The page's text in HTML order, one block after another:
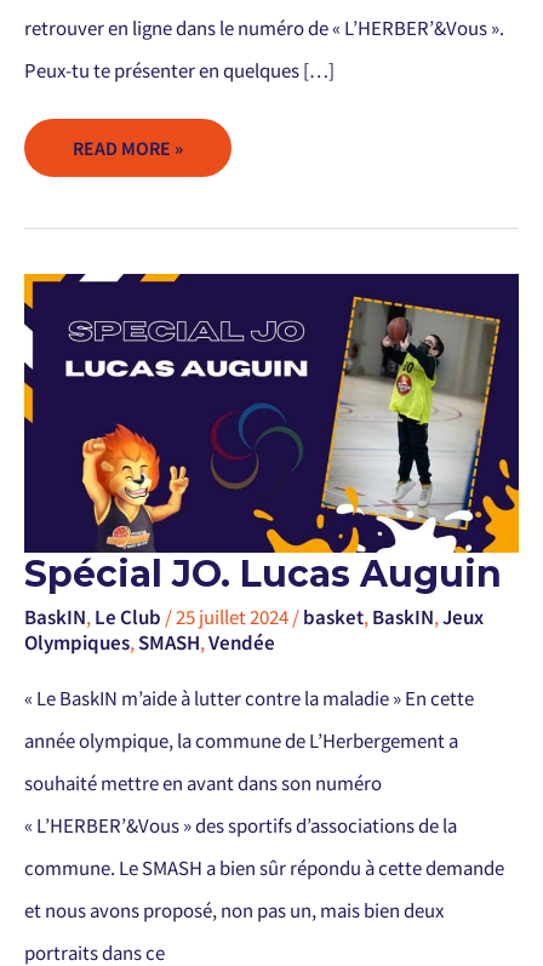
retrouver en ligne dans le numéro de « L’HERBER’&Vous ».
Peux-tu te présenter en quelques […]
READ MORE »
Spécial JO. Lucas Auguin
BaskIN, Le Club /25 juillet 2024/basket, BaskIN,Jeux
Olympiques,SMASH,Vendée
« Le BaskIN m’aide à lutter contre la maladie » En cette
année olympique, la commune de L’Herbergement a
souhaité mettre en avant dans son numéro
« L’HERBER’&Vous » des sportifs d’associations de la
commune. Le SMASH a bien sûr répondu à cette demande
et nous avons proposé, non pas un, mais bien deux
portraits dans ce
SPÉCIAL
JO.
LUCAS
AUGUIN